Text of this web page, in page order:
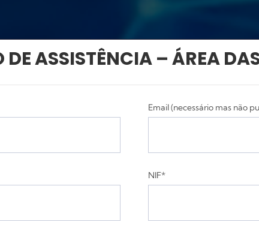
DE ASSISTÊNCIA – ÁREA
Email (necessário mas não
NIF*